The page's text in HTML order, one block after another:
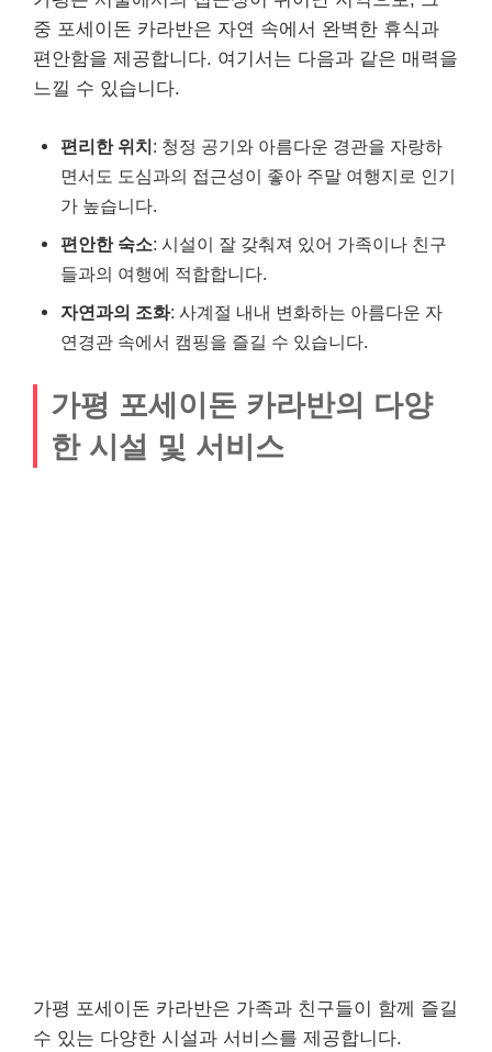
중 포세이돈 카라반은 자연 속에서 완벽한 휴식과
편안함을 제공합니다. 여기서는 다음과 같은 매력을
느낄 수 있습니다.
편리한 위치: 청정 공기와 아름다운 경관을 자랑하
면서도 도심과의 접근성이 좋아 주말 여행지로 인기
가 높습니다.
편안한 숙소: 시설이 잘 갖춰져 있어 가족이나 친구
들과의 여행에 적합합니다.
자연과의 조화: 사계절 내내 변화하는 아름다운 자
연경관 속에서 캠핑을 즐길 수 있습니다.
가평 포세이돈 카라반의 다양
한 시설 및 서비스
가평 포세이돈 카라반은 가족과 친구들이 함께 즐길
수 있는 다양한 시설과 서비스를 제공합니다.